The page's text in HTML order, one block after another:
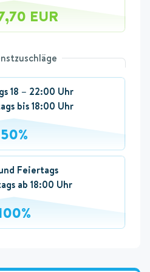
EUR
18 – 22:00 Uhr
bis 18:00 Uhr
50%
Feiertags
ab 18:00 Uhr